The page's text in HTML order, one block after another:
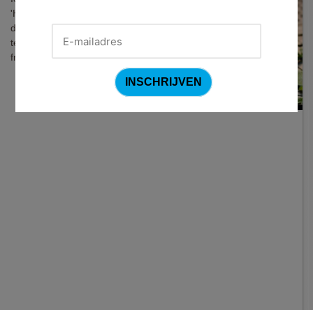
'Hugo' is tegenwoordig geen onbekend
drankje meer. Wist je echter dat ze ook
te combineren zijn tot een fantastisch
frisse cocktail?